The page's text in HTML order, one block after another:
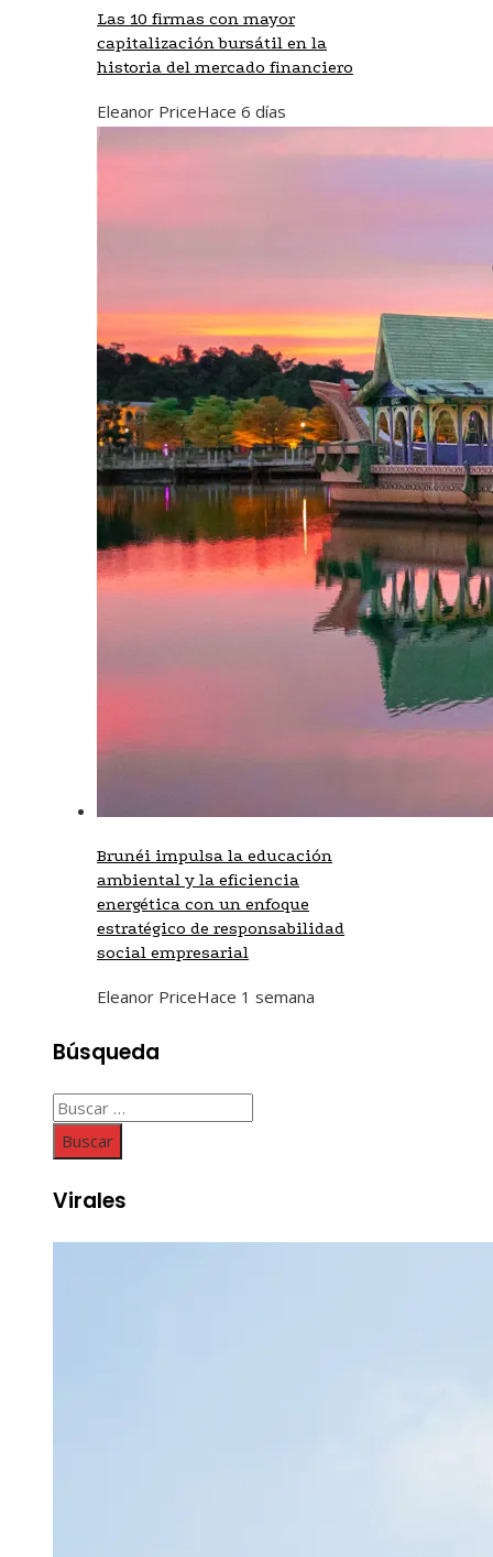
Las 10 firmas con mayor
capitalización bursátil en la
historia del mercado financiero
Eleanor PriceHace 6 días
Brunéi impulsa la educación
ambiental y la eficiencia
energética con un enfoque
estratégico de responsabilidad
social empresarial
Eleanor PriceHace 1 semana
Búsqueda
Buscar:
Virales